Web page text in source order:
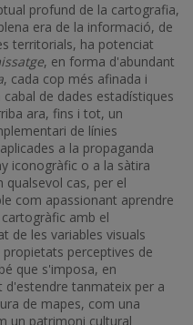
profund de la cartografia,
era de la informació, de
territorials, ha potenciat
, en forma d'abundant
, cada cop més afinada i
de dades estadístiques
ara, fins i tot, un
de línies
a la propaganda
iconogràfic o a la sàtira
qualsevol cas, per el
com apassionant aprendre
amb el
de les variables visuals
perceptives de
que s'imposa, en
d'estendre tanmateix per a
de mapes, com una
un patrimoni cultural